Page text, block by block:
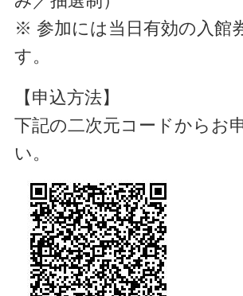
※ 参加には当日有効の入館
す。
【申込方法】
下記の二次元コードからお
い。